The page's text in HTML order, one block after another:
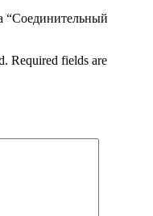
“Соединительный
Required fields are